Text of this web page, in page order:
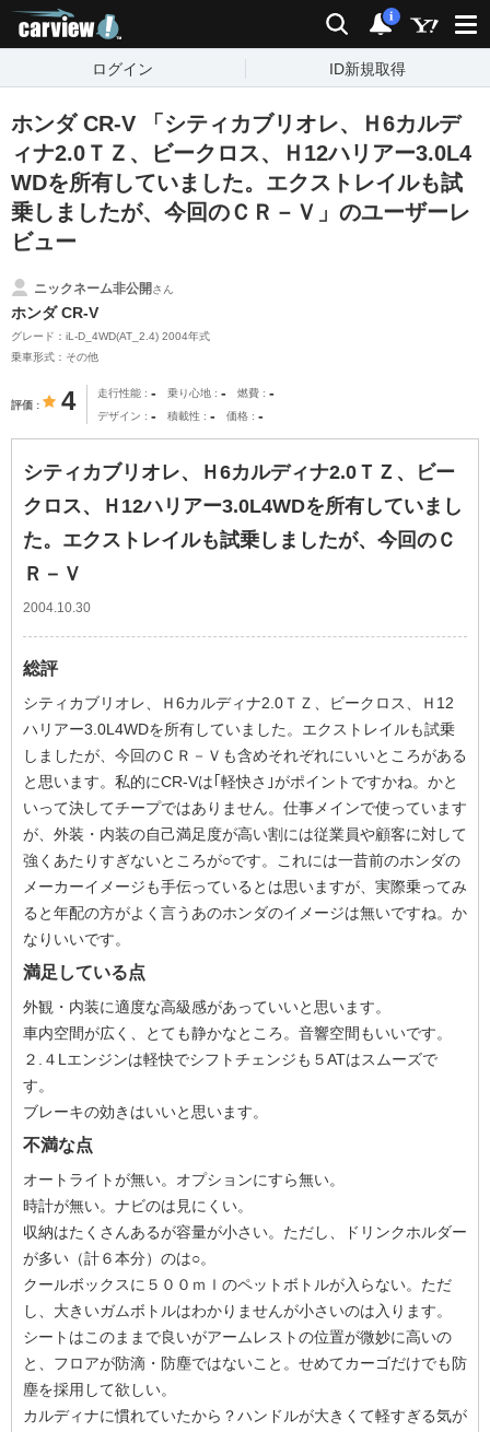
検索 通知
i
ログイン ID新規取得
ホンダ CR-V 「シティカブリオレ、Ｈ6カルデ
ィナ2.0ＴＺ、ビークロス、Ｈ12ハリアー3.0L4
WDを所有していました。エクストレイルも試
乗しましたが、今回のＣＲ－Ｖ」のユーザーレ
ビュー
ニックネーム非公開さん
ホンダ CR-V
グレード：iL-D_4WD(AT_2.4) 2004年式
乗車形式：その他
評価 4 走行性能 - 乗り心地 - 燃費 -
デザイン - 積載性 - 価格 -
シティカブリオレ、Ｈ6カルディナ2.0ＴＺ、ビー
クロス、Ｈ12ハリアー3.0L4WDを所有していまし
た。エクストレイルも試乗しましたが、今回のＣ
Ｒ－Ｖ
2004.10.30
総評
シティカブリオレ、Ｈ6カルディナ2.0ＴＺ、ビークロス、Ｈ12
ハリアー3.0L4WDを所有していました。エクストレイルも試乗
しましたが、今回のＣＲ－Ｖも含めそれぞれにいいところがある
と思います。私的にCR-Vは｢軽快さ｣がポイントですかね。かと
いって決してチープではありません。仕事メインで使っています
が、外装・内装の自己満足度が高い割には従業員や顧客に対して
強くあたりすぎないところが○です。これには一昔前のホンダの
メーカーイメージも手伝っているとは思いますが、実際乗ってみ
ると年配の方がよく言うあのホンダのイメージは無いですね。か
なりいいです。
満足している点
外観・内装に適度な高級感があっていいと思います。
車内空間が広く、とても静かなところ。音響空間もいいです。
２.４Lエンジンは軽快でシフトチェンジも５ATはスムーズで
す。
ブレーキの効きはいいと思います。
不満な点
オートライトが無い。オプションにすら無い。
時計が無い。ナビのは見にくい。
収納はたくさんあるが容量が小さい。ただし、ドリンクホルダー
が多い（計６本分）のは○。
クールボックスに５００ｍｌのペットボトルが入らない。ただ
し、大きいガムボトルはわかりませんが小さいのは入ります。
シートはこのままで良いがアームレストの位置が微妙に高いの
と、フロアが防滴・防塵ではないこと。せめてカーゴだけでも防
塵を採用して欲しい。
カルディナに慣れていたから？ハンドルが大きくて軽すぎる気が